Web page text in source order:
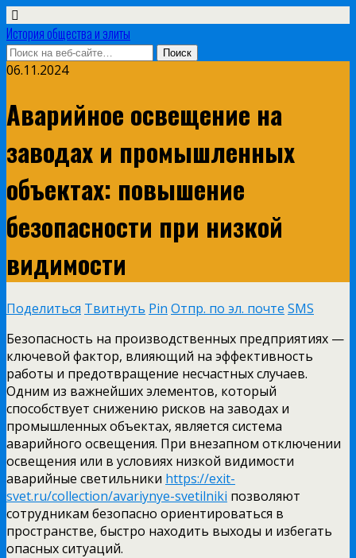
История общества и элиты
06.11.2024
Аварийное освещение на
заводах и промышленных
объектах: повышение
безопасности при низкой
видимости
Поделиться Твитнуть Pin Отпр. по эл. почте SMS
Безопасность на производственных предприятиях —
ключевой фактор, влияющий на эффективность
работы и предотвращение несчастных случаев.
Одним из важнейших элементов, который
способствует снижению рисков на заводах и
промышленных объектах, является система
аварийного освещения. При внезапном отключении
освещения или в условиях низкой видимости
аварийные светильники https://exit-
svet.ru/collection/avariynye-svetilniki позволяют
сотрудникам безопасно ориентироваться в
пространстве, быстро находить выходы и избегать
опасных ситуаций.